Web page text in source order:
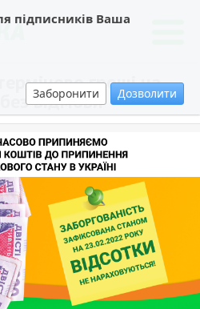
підписників Ваша
Заборонити Дозволити
гроші на
без відмови